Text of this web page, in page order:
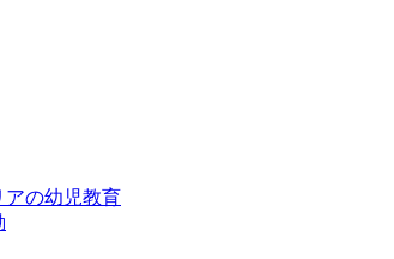
アの幼児教育